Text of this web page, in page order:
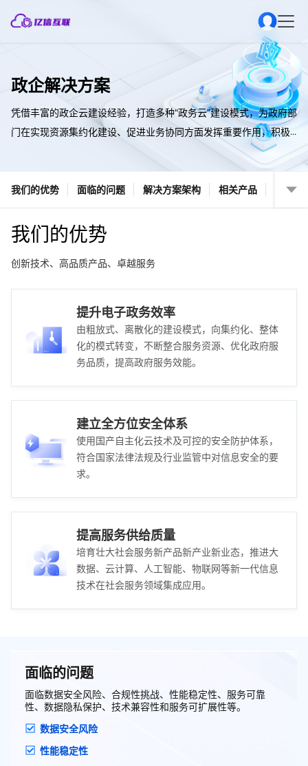
政企解决方案
凭借丰富的政企云建设经验，打造多种“政务云”建设模式，为政府部
门在实现资源集约化建设、促进业务协同方面发挥重要作用，积极
推进“互联网+政务”发展，创新政府管理和服务模式，助力政务服务
我们的优势
面临的问题 解决方案架构 相关产品
我们的优势
创新技术、高品质产品、卓越服务
提升电子政务效率
由粗放式、离散化的建设模式，向集约化、整体
化的模式转变，不断整合服务资源、优化政府服
务品质，提高政府服务效能。
建立全方位安全体系
使用国产自主化云技术及可控的安全防护体系，
符合国家法律法规及行业监管中对信息安全的要
求。
提高服务供给质量
培育壮大社会服务新产品新产业新业态，推进大
数据、云计算、人工智能、物联网等新一代信息
技术在社会服务领域集成应用。
面临的问题
面临数据安全风险、合规性挑战、性能稳定性、服务可靠
性、数据隐私保护、技术兼容性和服务可扩展性等。
数据安全风险
性能稳定性